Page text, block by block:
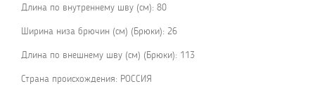
Длина по внутреннему шву (см): 80
Ширина низа брючин (см) (Брюки): 26
Длина по внешнему шву (см) (Брюки): 113
Страна происхождения: РОССИЯ